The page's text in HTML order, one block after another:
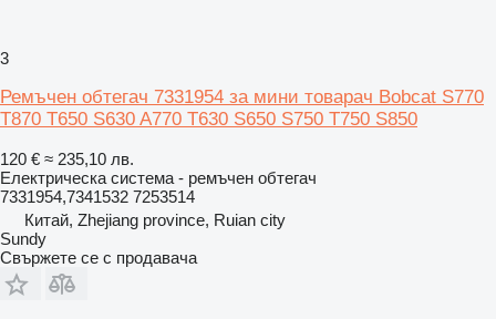
3
Ремъчен обтегач 7331954 за мини товарач Bobcat S770
T870 T650 S630 A770 T630 S650 S750 T750 S850
120 € ≈ 235,10 лв.
Електрическа система - ремъчен обтегач
7331954,7341532 7253514
Китай, Zhejiang province, Ruian city
Sundy
Свържете се с продавача